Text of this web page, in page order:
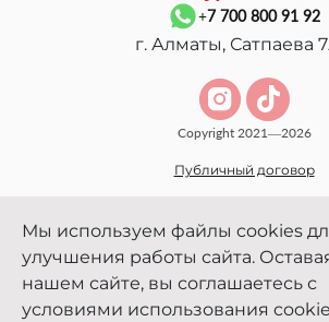
+7 700 800 91 92
г. Алматы, Сатпаева
Copyright 2021—2026
Публичный договор
Мы используем файлы cookies
улучшения работы сайта.
нашем сайте, вы соглашаетесь с
условиями использования